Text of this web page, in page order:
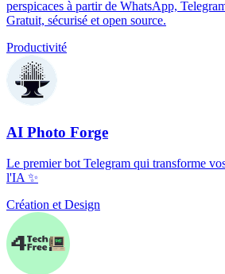
perspicaces à partir de WhatsApp,
Gratuit, sécurisé et open source.
Productivité
AI Photo Forge
Le premier bot Telegram qui transforme
l'IA ✨
Création et Design